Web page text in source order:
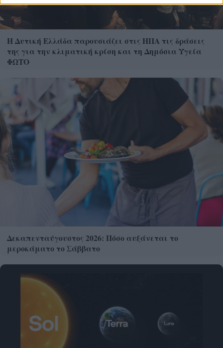
Η Δυτική Ελλάδα παρουσιάζει στις ΗΠΑ τις δράσεις
της για την κλιματική κρίση και τη Δημόσια Υγεία
ΦΩΤΟ
Δεκαπενταύγουστος 2026: Πόσο αυξάνεται το
μεροκάματο το Σάββατο